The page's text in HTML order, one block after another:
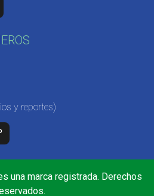
y reportes)
una marca registrada. Derechos